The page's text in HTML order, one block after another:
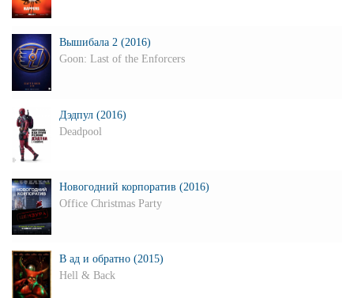
Вышибала 2 (2016)
Goon: Last of the Enforcers
Дэдпул (2016)
Deadpool
Новогодний корпоратив (2016)
Office Christmas Party
В ад и обратно (2015)
Hell & Back